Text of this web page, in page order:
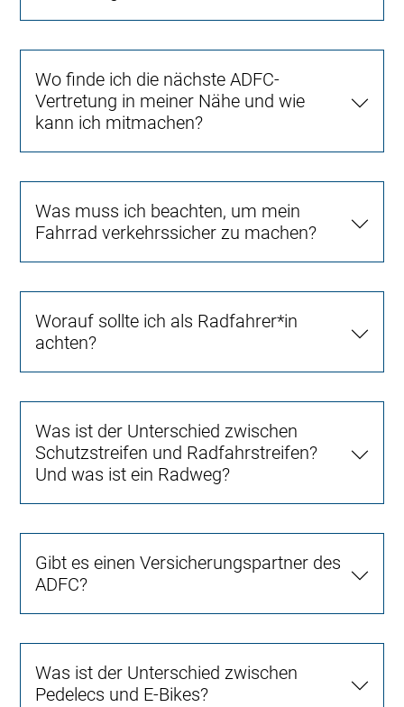
Wo finde ich die nächste ADFC-
Vertretung in meiner Nähe und wie
kann ich mitmachen?
Was muss ich beachten, um mein
Fahrrad verkehrssicher zu machen?
Worauf sollte ich als Radfahrer*in
achten?
Was ist der Unterschied zwischen
Schutzstreifen und Radfahrstreifen?
Und was ist ein Radweg?
Gibt es einen Versicherungspartner des
ADFC?
Was ist der Unterschied zwischen
Pedelecs und E-Bikes?